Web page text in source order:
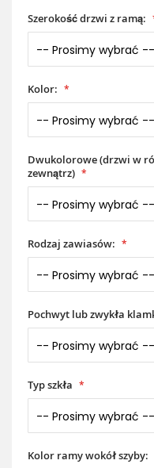
Szerokość drzwi z ramą:
Kolor:
Dwukolorowe (drzwi w
zewnątrz)
Rodzaj zawiasów:
Pochwyt lub zwykła
Typ szkła
Kolor ramy wokół szyby: